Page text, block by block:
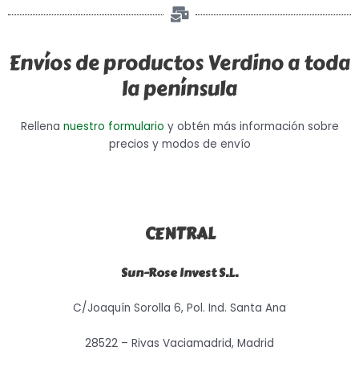
Envíos de productos Verdino a toda
la península
Rellena nuestro formulario y obtén más información sobre
precios y modos de envío
CENTRAL
Sun-Rose Invest S.L.
C/Joaquín Sorolla 6, Pol. Ind. Santa Ana
28522 – Rivas Vaciamadrid, Madrid